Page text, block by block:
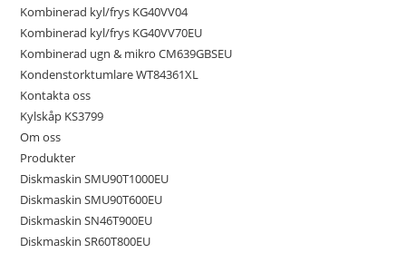
Kombinerad kyl/frys KG40VV04
Kombinerad kyl/frys KG40VV70EU
Kombinerad ugn & mikro CM639GBSEU
Kondenstorktumlare WT84361XL
Kontakta oss
Kylskåp KS3799
Om oss
Produkter
Diskmaskin SMU90T1000EU
Diskmaskin SMU90T600EU
Diskmaskin SN46T900EU
Diskmaskin SR60T800EU